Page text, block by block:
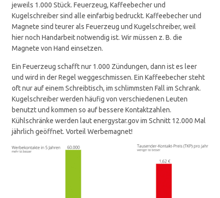
jeweils 1.000 Stück. Feuerzeug, Kaffeebecher und
Kugelschreiber sind alle einfarbig bedruckt. Kaffeebecher und
Magnete sind teurer als Feuerzeug und Kugelschreiber, weil
hier noch Handarbeit notwendig ist. Wir müssen z. B. die
Magnete von Hand einsetzen.
Ein Feuerzeug schafft nur 1.000 Zündungen, dann ist es leer
und wird in der Regel weggeschmissen. Ein Kaffeebecher steht
oft nur auf einem Schreibtisch, im schlimmsten Fall im Schrank.
Kugelschreiber werden häufig von verschiedenen Leuten
benutzt und kommen so auf bessere Kontaktzahlen.
Kühlschränke werden laut energystar.gov im Schnitt 12.000 Mal
jährlich geöffnet. Vorteil Werbemagnet!